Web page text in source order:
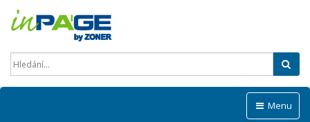
Menu